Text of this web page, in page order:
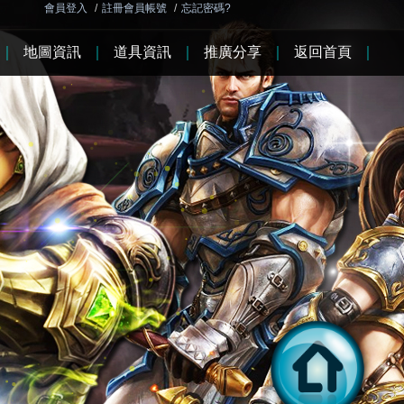
會員登入 / 註冊會員帳號 / 忘記密碼?